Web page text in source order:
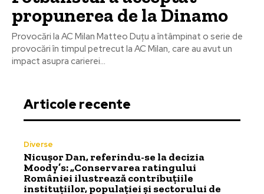
propunerea de la Dinamo
Provocări la AC Milan Matteo Duțu a întâmpinat o serie de
provocări în timpul petrecut la AC Milan, care au avut un
impact asupra carierei...
Articole recente
Diverse
Nicușor Dan, referindu-se la decizia
Moody’s: „Conservarea ratingului
României ilustrează contribuțiile
instituțiilor, populației și sectorului de